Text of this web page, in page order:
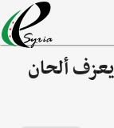
ألحان